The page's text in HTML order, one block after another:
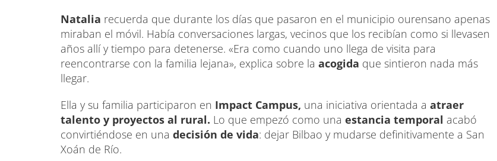
Natalia recuerda que durante los días que pasaron en el municipio ourensano apenas
miraban el móvil. Había conversaciones largas, vecinos que los recibían como si llevasen
años allí y tiempo para detenerse. «Era como cuando uno llega de visita para
reencontrarse con la familia lejana», explica sobre la acogida que sintieron nada más
llegar.
Ella y su familia participaron en Impact Campus, una iniciativa orientada a atraer
talento y proyectos al rural. Lo que empezó como una estancia temporal acabó
convirtiéndose en una decisión de vida: dejar Bilbao y mudarse definitivamente a San
Xoán de Río.